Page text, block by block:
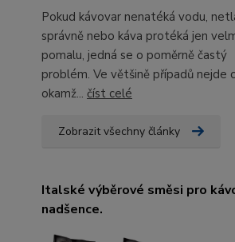
Pokud kávovar nenatéká vodu,
správně nebo káva protéká jen
pomalu, jedná se o poměrně častý
problém. Ve většině případů nejde
okamž... číst celé
Zobrazit všechny články
Italské výběrové směsi pro
nadšence.